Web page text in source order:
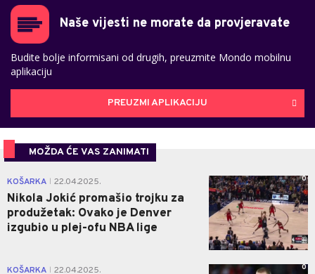
Naše vijesti ne morate da provjeravate
Budite bolje informisani od drugih, preuzmite Mondo mobilnu
aplikaciju
PREUZMI APLIKACIJU
MOŽDA ĆE VAS ZANIMATI
KOŠARKA 22.04.2025.
Nikola Jokić promašio trojku za
produžetak: Ovako je Denver
izgubio u plej-ofu NBA lige
0
KOŠARKA 22.04.2025. 0